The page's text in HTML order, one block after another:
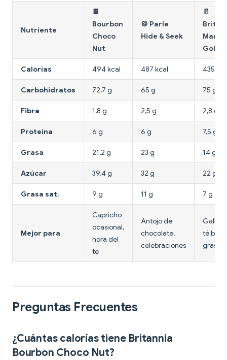
Nutriente
🍫
Bourbon
Choco
Nut
🍪 Parle
Hide & Seek
🥛
Marie
Gold
Calorías 494 kcal 487 kcal 435
Carbohidratos 72,7 g 65 g 75 g
Fibra 1,8 g 2,5 g 2,8 g
Proteína 6 g 6 g 7,5 g
Grasa 21,2 g 23 g 14 g
Azúcar 39,4 g 32 g 22 g
Grasa sat. 9 g 11 g 7 g
Mejor para
Capricho
ocasional,
hora del
té
Antojo de
chocolate,
celebraciones
té baja
grasa
Preguntas Frecuentes
¿Cuántas calorías tiene Britannia
Bourbon Choco Nut?